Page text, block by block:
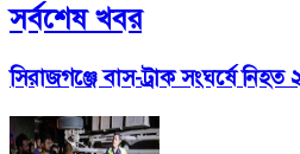
সর্বশেষ খবর
সিরাজগঞ্জে বাস-ট্রাক সংঘর্ষে